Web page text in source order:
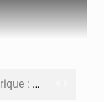
Fiscalité numérique : Seules les startups bénéficient de l’exonération, mais l’arrêté interministériel reste en vigueur (Mise au point)